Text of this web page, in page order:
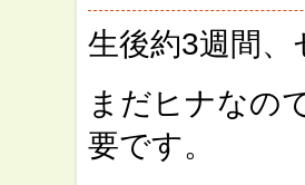
生後約3週間
まだヒナなの
要です。